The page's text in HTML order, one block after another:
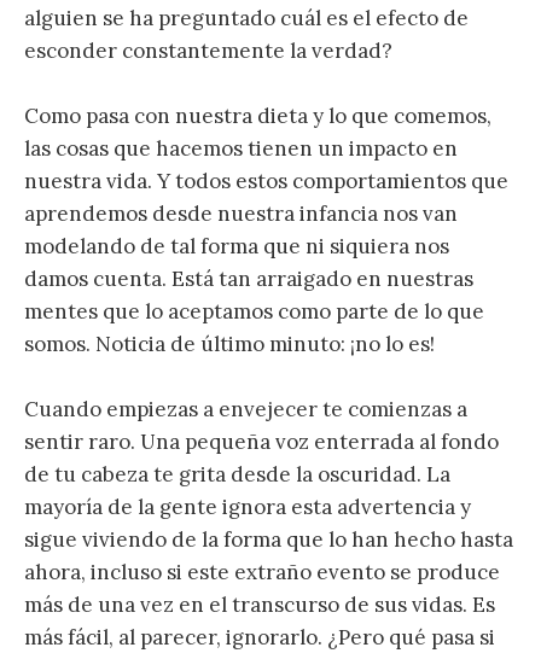
alguien se ha preguntado cuál es el efecto de
esconder constantemente la verdad?
Como pasa con nuestra dieta y lo que comemos,
las cosas que hacemos tienen un impacto en
nuestra vida. Y todos estos comportamientos que
aprendemos desde nuestra infancia nos van
modelando de tal forma que ni siquiera nos
damos cuenta. Está tan arraigado en nuestras
mentes que lo aceptamos como parte de lo que
somos. Noticia de último minuto: ¡no lo es!
Cuando empiezas a envejecer te comienzas a
sentir raro. Una pequeña voz enterrada al fondo
de tu cabeza te grita desde la oscuridad. La
mayoría de la gente ignora esta advertencia y
sigue viviendo de la forma que lo han hecho hasta
ahora, incluso si este extraño evento se produce
más de una vez en el transcurso de sus vidas. Es
más fácil, al parecer, ignorarlo. ¿Pero qué pasa si